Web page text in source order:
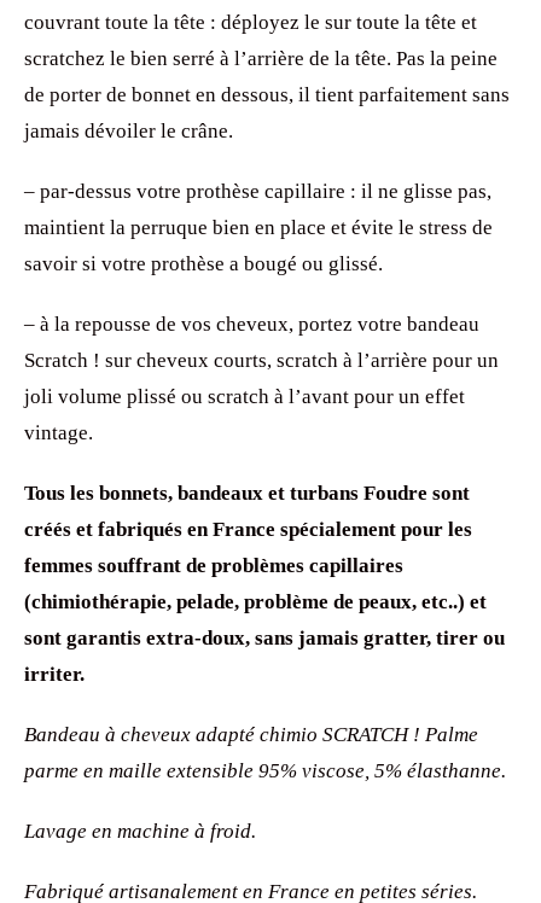
couvrant toute la tête : déployez le sur toute la tête et
scratchez le bien serré à l’arrière de la tête. Pas la peine
de porter de bonnet en dessous, il tient parfaitement sans
jamais dévoiler le crâne.
– par-dessus votre prothèse capillaire : il ne glisse pas,
maintient la perruque bien en place et évite le stress de
savoir si votre prothèse a bougé ou glissé.
– à la repousse de vos cheveux, portez votre bandeau
Scratch ! sur cheveux courts, scratch à l’arrière pour un
joli volume plissé ou scratch à l’avant pour un effet
vintage.
Tous les bonnets, bandeaux et turbans Foudre sont
créés et fabriqués en France spécialement pour les
femmes souffrant de problèmes capillaires
(chimiothérapie, pelade, problème de peaux, etc..) et
sont garantis extra-doux, sans jamais gratter, tirer ou
irriter.
Bandeau à cheveux adapté chimio SCRATCH ! Palme
parme en maille extensible 95% viscose, 5% élasthanne.
Lavage en machine à froid.
Fabriqué artisanalement en France en petites séries.